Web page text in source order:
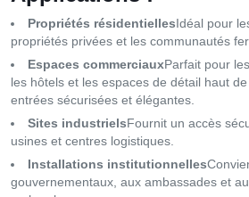
Propriétés résidentiellesIdéal pour
propriétés privées et les communautés
Espaces commerciauxParfait pour
les hôtels et les espaces de détail haut
entrées sécurisées et élégantes.
Sites industrielsFournit un accès
usines et centres logistiques.
Installations institutionnelles
gouvernementaux, aux ambassades et